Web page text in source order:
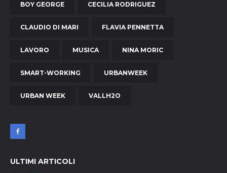
BOY GEORGE CECILIA RODRIGUEZ
CLAUDIO DI MARI FLAVIA PENNETTA
LAVORO MUSICA NINA MORIC
SMART-WORKING URBANWEEK
URBAN WEEK VALLH2O
ULTIMI ARTICOLI